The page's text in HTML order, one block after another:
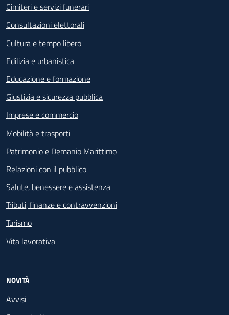
Cimiteri e servizi funerari
Consultazioni elettorali
Cultura e tempo libero
Edilizia e urbanistica
Educazione e formazione
Giustizia e sicurezza pubblica
Imprese e commercio
Mobilità e trasporti
Patrimonio e Demanio Marittimo
Relazioni con il pubblico
Salute, benessere e assistenza
Tributi, finanze e contravvenzioni
Turismo
Vita lavorativa
NOVITÀ
Avvisi